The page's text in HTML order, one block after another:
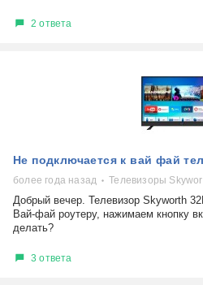
2 ответа
Не подключается к вай фай
более года назад Телевизоры
Добрый вечер. Телевизор Skyworth
Вай-фай роутеру, нажимаем кнопку
делать?
3 ответа